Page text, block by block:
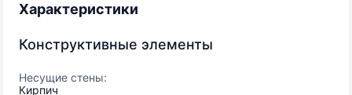
Характеристики
Конструктивные элементы
Несущие стены:
Кирпич